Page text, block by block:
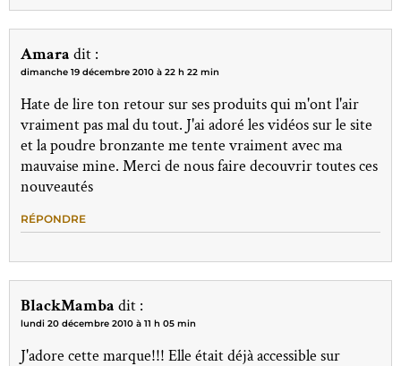
Amara dit :
dimanche 19 décembre 2010 à 22 h 22 min
Hate de lire ton retour sur ses produits qui m'ont l'air
vraiment pas mal du tout. J'ai adoré les vidéos sur le site
et la poudre bronzante me tente vraiment avec ma
mauvaise mine. Merci de nous faire decouvrir toutes ces
nouveautés
RÉPONDRE
BlackMamba dit :
lundi 20 décembre 2010 à 11 h 05 min
J'adore cette marque!!! Elle était déjà accessible sur